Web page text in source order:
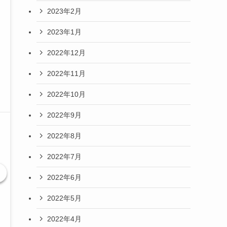
2023年2月
2023年1月
2022年12月
2022年11月
2022年10月
2022年9月
2022年8月
2022年7月
2022年6月
2022年5月
2022年4月